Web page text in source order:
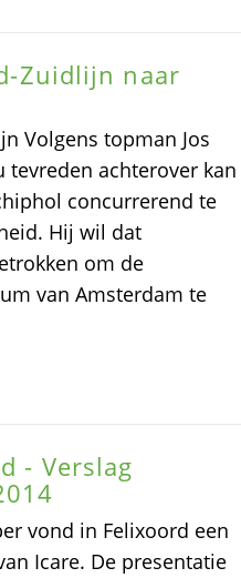
Zuidlijn naar
Volgens topman Jos
achterover kan
concurrerend te
Hij wil dat
om de
van Amsterdam te
- Verslag
vond in Felixoord een
Icare. De presentatie